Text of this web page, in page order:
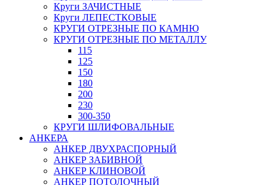
Круги ЗАЧИСТНЫЕ
Круги ЛЕПЕСТКОВЫЕ
КРУГИ ОТРЕЗНЫЕ ПО КАМНЮ
КРУГИ ОТРЕЗНЫЕ ПО МЕТАЛЛУ
115
125
150
180
200
230
300-350
КРУГИ ШЛИФОВАЛЬНЫЕ
АНКЕРА
АНКЕР ДВУХРАСПОРНЫЙ
АНКЕР ЗАБИВНОЙ
АНКЕР КЛИНОВОЙ
АНКЕР ПОТОЛОЧНЫЙ